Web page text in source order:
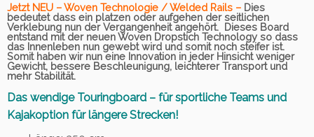
-
K
a
j
a
s
e
Jetzt NEU – Woven Technologie / Welded Rails – Dies
bedeutet dass ein platzen oder aufgehen der seitlichen
Verklebung nun der Vergangenheit angehört. Dieses Board
entstand mit der neuen Woven Dropstich Technology so dass
das Innenleben nun gewebt wird und somit noch steifer ist.
Somit haben wir nun eine Innovation in jeder Hinsicht weniger
Gewicht, bessere Beschleunigung, leichterer Transport und
mehr Stabilität.
Das wendige Touringboard – für sportliche Teams und
Kajakoption für längere Strecken!